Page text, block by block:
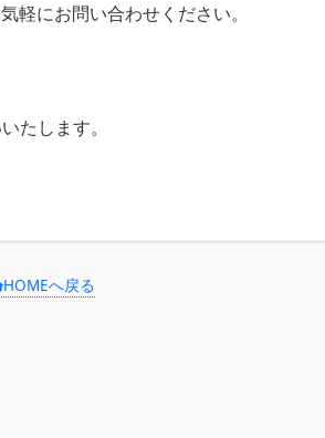
軽にお問い合わせください。
たします。
HOMEへ戻る